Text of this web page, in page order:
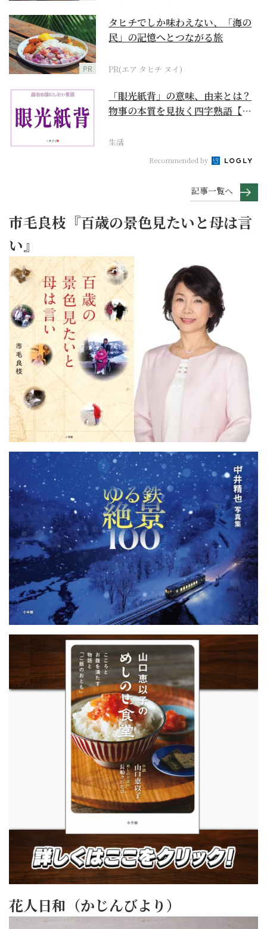
PR
タヒチでしか味わえない、「海の
民」の記憶へとつながる旅
PR(エア タヒチ ヌイ)
「眼光紙背」の意味、由来とは？
物事の本質を見抜く四字熟語【座
生活
Recommended by
記事一覧へ
市毛良枝『百歳の景色見たいと母は言
い』
花人日和（かじんびより）